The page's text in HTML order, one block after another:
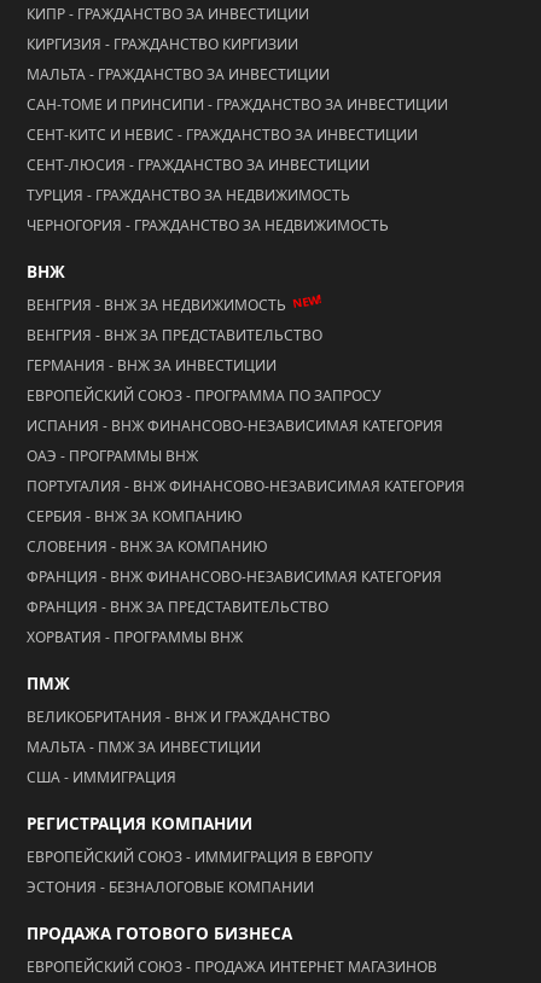
КИПР - ГРАЖДАНСТВО ЗА ИНВЕСТИЦИИ
КИРГИЗИЯ - ГРАЖДАНСТВО КИРГИЗИИ
МАЛЬТА - ГРАЖДАНСТВО ЗА ИНВЕСТИЦИИ
САН-ТОМЕ И ПРИНСИПИ - ГРАЖДАНСТВО ЗА ИНВЕСТИЦИИ
СЕНТ-КИТС И НЕВИС - ГРАЖДАНСТВО ЗА ИНВЕСТИЦИИ
СЕНТ-ЛЮСИЯ - ГРАЖДАНСТВО ЗА ИНВЕСТИЦИИ
ТУРЦИЯ - ГРАЖДАНСТВО ЗА НЕДВИЖИМОСТЬ
ЧЕРНОГОРИЯ - ГРАЖДАНСТВО ЗА НЕДВИЖИМОСТЬ
ВНЖ
ВЕНГРИЯ - ВНЖ ЗА НЕДВИЖИМОСТЬ NEW!
ВЕНГРИЯ - ВНЖ ЗА ПРЕДСТАВИТЕЛЬСТВО
ГЕРМАНИЯ - ВНЖ ЗА ИНВЕСТИЦИИ
ЕВРОПЕЙСКИЙ СОЮЗ - ПРОГРАММА ПО ЗАПРОСУ
ИСПАНИЯ - ВНЖ ФИНАНСОВО-НЕЗАВИСИМАЯ КАТЕГОРИЯ
ОАЭ - ПРОГРАММЫ ВНЖ
ПОРТУГАЛИЯ - ВНЖ ФИНАНСОВО-НЕЗАВИСИМАЯ КАТЕГОРИЯ
СЕРБИЯ - ВНЖ ЗА КОМПАНИЮ
СЛОВЕНИЯ - ВНЖ ЗА КОМПАНИЮ
ФРАНЦИЯ - ВНЖ ФИНАНСОВО-НЕЗАВИСИМАЯ КАТЕГОРИЯ
ФРАНЦИЯ - ВНЖ ЗА ПРЕДСТАВИТЕЛЬСТВО
ХОРВАТИЯ - ПРОГРАММЫ ВНЖ
ПМЖ
ВЕЛИКОБРИТАНИЯ - ВНЖ И ГРАЖДАНСТВО
МАЛЬТА - ПМЖ ЗА ИНВЕСТИЦИИ
США - ИММИГРАЦИЯ
РЕГИСТРАЦИЯ КОМПАНИИ
ЕВРОПЕЙСКИЙ СОЮЗ - ИММИГРАЦИЯ В ЕВРОПУ
ЭСТОНИЯ - БЕЗНАЛОГОВЫЕ КОМПАНИИ
ПРОДАЖА ГОТОВОГО БИЗНЕСА
ЕВРОПЕЙСКИЙ СОЮЗ - ПРОДАЖА ИНТЕРНЕТ МАГАЗИНОВ